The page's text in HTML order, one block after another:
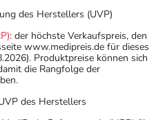
des Herstellers (UVP)
: der höchste Verkaufspreis, den
www.medipreis.de für dieses
Produktpreise können sich
die Rangfolge der
des Herstellers